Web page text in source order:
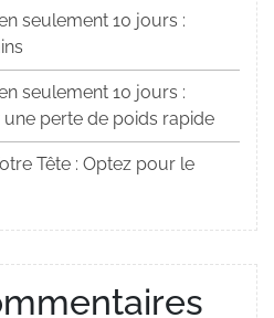
seulement 10 jours :
seulement 10 jours :
perte de poids rapide
Tête : Optez pour le